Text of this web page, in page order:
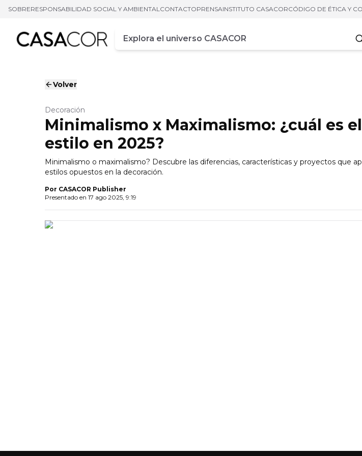
SOBRERESPONSABILIDAD SOCIAL Y AMBIENTALCONTACTOPRENSAINSTITUTO CASACORCÓDIGO DE ÉTICA Y
Campo de busca
Ingrese al menos tres caracteres
Volver
Decoración
Minimalismo x Maximalismo: ¿cuál es
estilo en 2025?
Minimalismo o maximalismo? Descubre las diferencias, características y proyectos que
estilos opuestos en la decoración.
Por CASACOR Publisher
Presentado en 17 ago 2025, 9:19